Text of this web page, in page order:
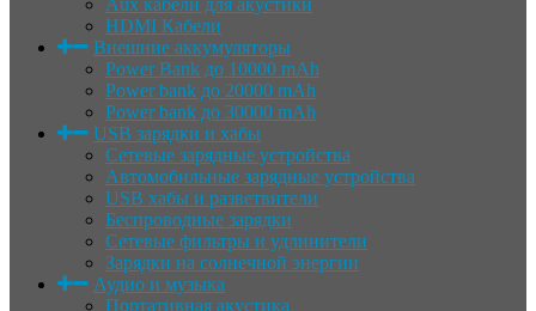
Aux кабели для акустики
HDMI Кабели
Внешние аккумуляторы
Power Bank до 10000 mAh
Power bank до 20000 mAh
Power bank до 30000 mAh
USB зарядки и хабы
Сетевые зарядные устройства
Автомобильные зарядные устройства
USB хабы и разветвители
Беспроводные зарядки
Сетевые фильтры и удлинители
Зарядки на солнечной энергии
Аудио и музыка
Портативная акустика